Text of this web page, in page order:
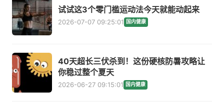
试试这3个零门槛运动法今天就能动起来
2026-07-07 09:25:01 国内健康
40天超长三伏杀到！这份硬核防暑攻略让
你稳过整个夏天
2026-06-27 09:15:01 国内健康